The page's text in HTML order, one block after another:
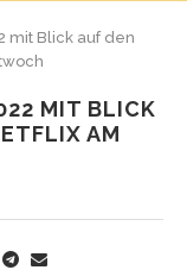
mit Blick auf den
MIT BLICK
AM